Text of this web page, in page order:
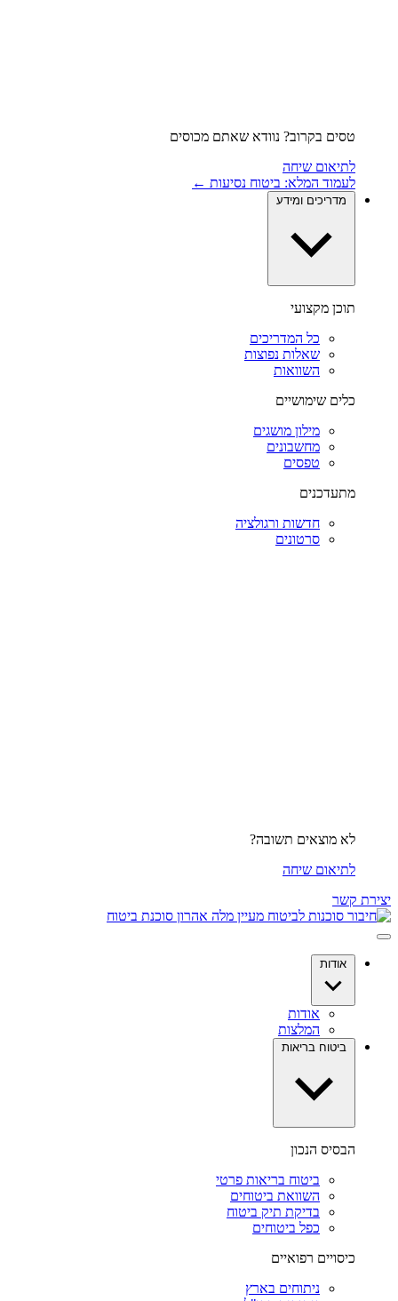
טסים בקרוב? נוודא שאתם מכוסים
לתיאום שיחה
לעמוד המלא: ביטוח נסיעות ←
מדריכים ומידע
תוכן מקצועי
כל המדריכים
שאלות נפוצות
השוואות
כלים שימושיים
מילון מושגים
מחשבונים
טפסים
מתעדכנים
חדשות ורגולציה
סרטונים
לא מוצאים תשובה?
לתיאום שיחה
יצירת קשר
אודות
אודות
המלצות
ביטוח בריאות
הבסיס הנכון
ביטוח בריאות פרטי
השוואת ביטוחים
בדיקת תיק ביטוח
כפל ביטוחים
כיסויים רפואיים
ניתוחים בארץ